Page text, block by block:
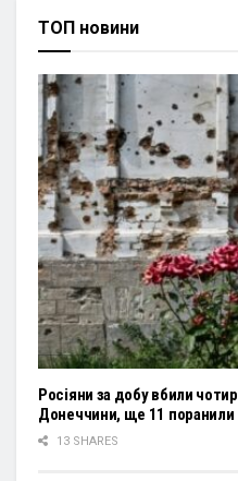
ТОП новини
Росіяни за добу вбили
Донеччини, ще 11 поранили
13 SHARES